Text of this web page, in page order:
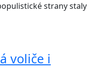
strany staly
voliče i